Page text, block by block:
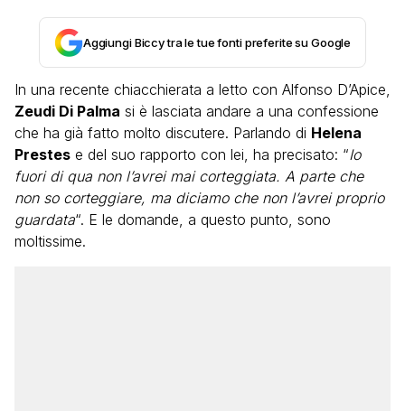
Aggiungi Biccy tra le tue fonti preferite su Google
In una recente chiacchierata a letto con Alfonso D’Apice,
Zeudi Di Palma si è lasciata andare a una confessione
che ha già fatto molto discutere. Parlando di Helena
Prestes e del suo rapporto con lei, ha precisato: “Io
fuori di qua non l’avrei mai corteggiata. A parte che
non so corteggiare, ma diciamo che non l’avrei proprio
guardata“. E le domande, a questo punto, sono
moltissime.